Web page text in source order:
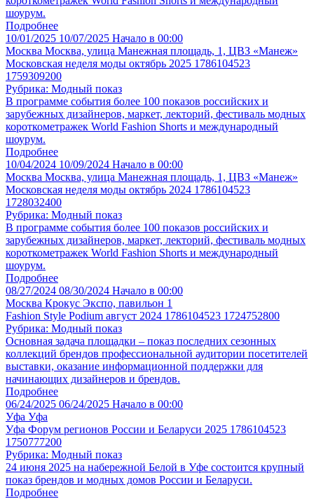
шоурум.
Подробнее
10/01/2025 10/07/2025 Начало в 00:00
Москва Москва, улица Манежная площадь, 1, ЦВЗ «Манеж»
Московская неделя моды октябрь 2025 1786104523
1759309200
Рубрика: Модный показ
В программе события более 100 показов российских и
зарубежных дизайнеров, маркет, лекторий, фестиваль модных
короткометражек World Fashion Shorts и международный
шоурум.
Подробнее
10/04/2024 10/09/2024 Начало в 00:00
Москва Москва, улица Манежная площадь, 1, ЦВЗ «Манеж»
Московская неделя моды октябрь 2024 1786104523
1728032400
Рубрика: Модный показ
В программе события более 100 показов российских и
зарубежных дизайнеров, маркет, лекторий, фестиваль модных
короткометражек World Fashion Shorts и международный
шоурум.
Подробнее
08/27/2024 08/30/2024 Начало в 00:00
Москва Крокус Экспо, павильон 1
Fashion Style Podium август 2024 1786104523 1724752800
Рубрика: Модный показ
Основная задача площадки – показ последних сезонных
коллекций брендов профессиональной аудитории посетителей
выставки, оказание информационной поддержки для
начинающих дизайнеров и брендов.
Подробнее
06/24/2025 06/24/2025 Начало в 00:00
Уфа Уфа
Уфа Форум регионов России и Беларуси 2025 1786104523
1750777200
Рубрика: Модный показ
24 июня 2025 на набережной Белой в Уфе состоится крупный
показ брендов и модных домов России и Беларуси.
Подробнее